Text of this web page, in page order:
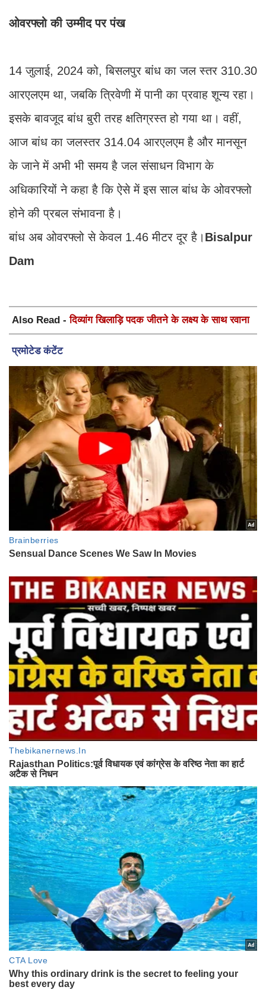
ओवरफ्लो की उम्मीद पर पंख
14 जुलाई, 2024 को, बिसलपुर बांध का जल स्तर 310.30
आरएलएम था, जबकि त्रिवेणी में पानी का प्रवाह शून्य रहा।
इसके बावजूद बांध बुरी तरह क्षतिग्रस्त हो गया था। वहीं,
आज बांध का जलस्तर 314.04 आरएलएम है और मानसून
के जाने में अभी भी समय है जल संसाधन विभाग के
अधिकारियों ने कहा है कि ऐसे में इस साल बांध के ओवरफ्लो
होने की प्रबल संभावना है।
बांध अब ओवरफ्लो से केवल 1.46 मीटर दूर है। Bisalpur
Dam
Also Read -दिव्यांग खिलाड़ि पदक जीतने के लक्ष्य के साथ रवाना